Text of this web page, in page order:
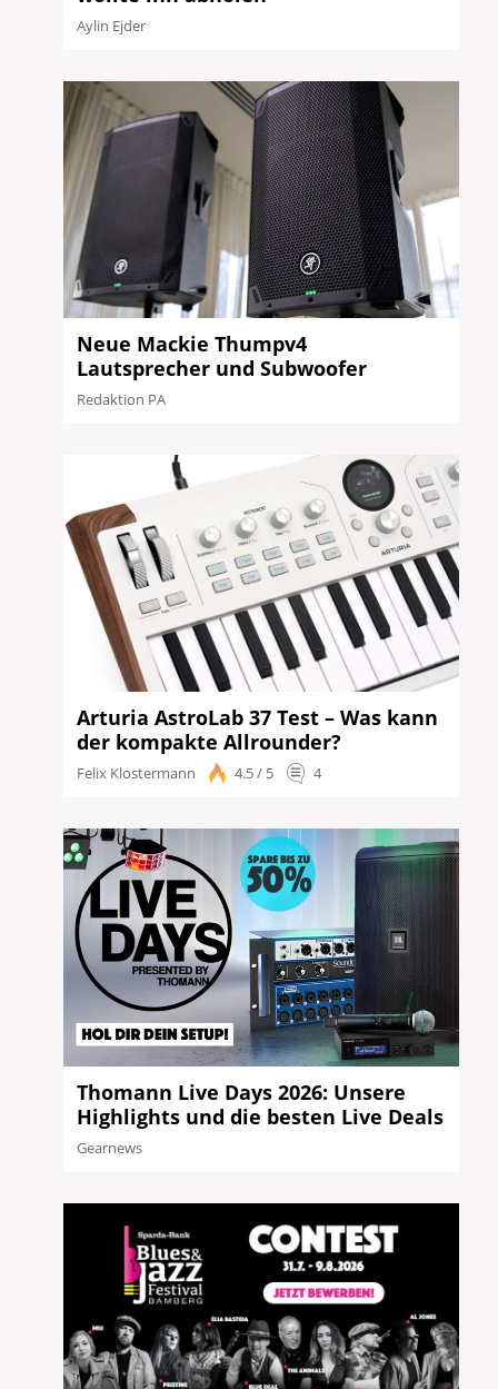
Aylin Ejder
Neue Mackie Thumpv4
Lautsprecher und Subwoofer
Redaktion PA
Arturia AstroLab 37 Test – Was kann
der kompakte Allrounder?
Felix Klostermann 4.5 / 5 4
Thomann Live Days 2026: Unsere
Highlights und die besten Live Deals
Gearnews